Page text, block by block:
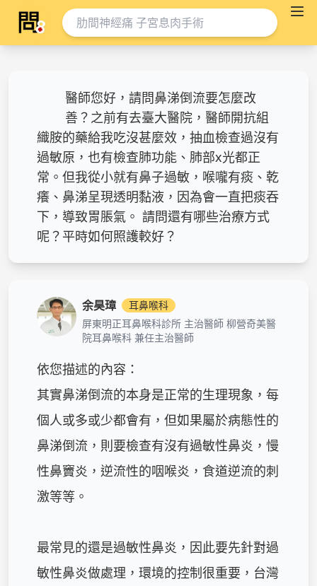
醫師您好，請問鼻涕倒流要怎麼改
善？之前有去臺大醫院，醫師開抗組
織胺的藥給我吃沒甚麼效，抽血檢查過沒有
過敏原，也有檢查肺功能、肺部x光都正
常。但我從小就有鼻子過敏，喉嚨有痰、乾
癢、鼻涕呈現透明黏液，因為會一直把痰吞
下，導致胃脹氣。 請問還有哪些治療方式
呢？平時如何照護較好？
余昊璋
耳鼻喉科
屏東明正耳鼻喉科診所 主治醫師 柳營奇美醫
院耳鼻喉科 兼任主治醫師
依您描述的內容：
其實鼻涕倒流的本身是正常的生理現象，每
個人或多或少都會有，但如果屬於病態性的
鼻涕倒流，則要檢查有沒有過敏性鼻炎，慢
性鼻竇炎，逆流性的咽喉炎，食道逆流的刺
激等等。
最常見的還是過敏性鼻炎，因此要先針對過
敏性鼻炎做處理，環境的控制很重要，台灣